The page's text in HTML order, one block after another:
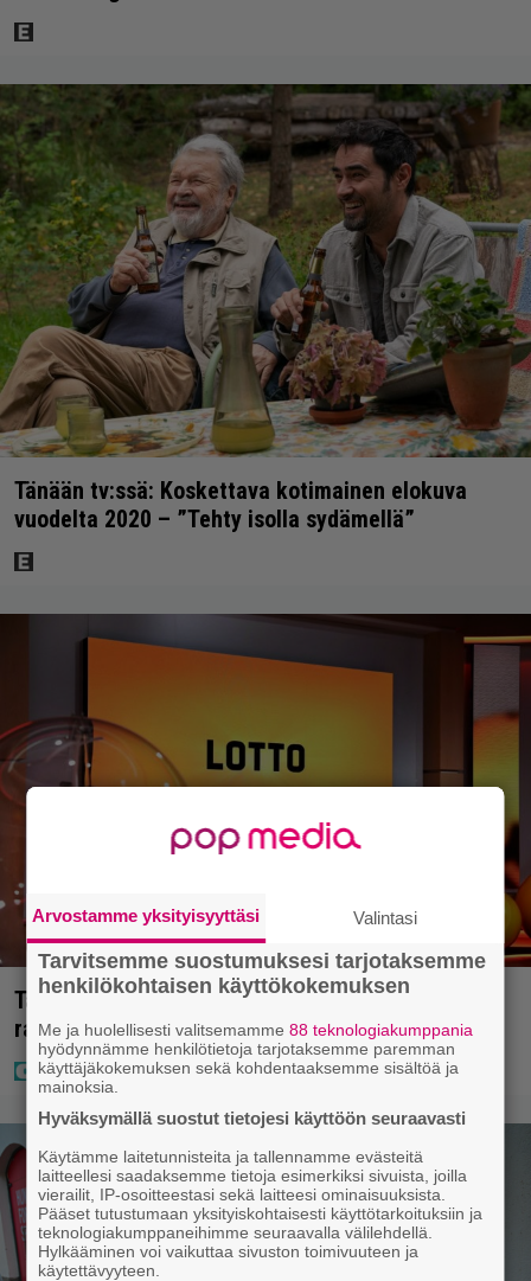
Tänään tv:ssä: Koskettava kotimainen elokuva
vuodelta 2020 – ”Tehty isolla sydämellä”
Täällä pelattiin lauantain Loton ja Jokerin isot
rahat – Tokmannilla, ABC:lla, netissä…
Arvostamme yksityisyyttäsi Valintasi
Tarvitsemme suostumuksesi tarjotaksemme
henkilökohtaisen käyttökokemuksen
Me ja huolellisesti valitsemamme88 teknologiakumppania
hyödynnämme henkilötietoja tarjotaksemme paremman
käyttäjäkokemuksen sekä kohdentaaksemme sisältöä ja
mainoksia.
Hyväksymällä suostut tietojesi käyttöön seuraavasti
Käytämme laitetunnisteita ja tallennamme evästeitä
laitteellesi saadaksemme tietoja esimerkiksi sivuista, joilla
vierailit, IP-osoitteestasi sekä laitteesi ominaisuuksista.
Pääset tutustumaan yksityiskohtaisesti käyttötarkoituksiin ja
teknologiakumppaneihimme seuraavalla välilehdellä.
Hylkääminen voi vaikuttaa sivuston toimivuuteen ja
käytettävyyteen.